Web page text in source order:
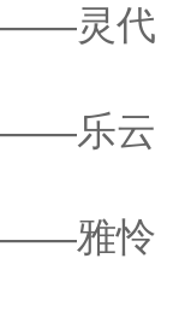
灵代
乐云
——雅怜